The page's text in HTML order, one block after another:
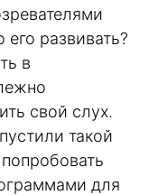
развивать?
в
свой слух.
такой
для